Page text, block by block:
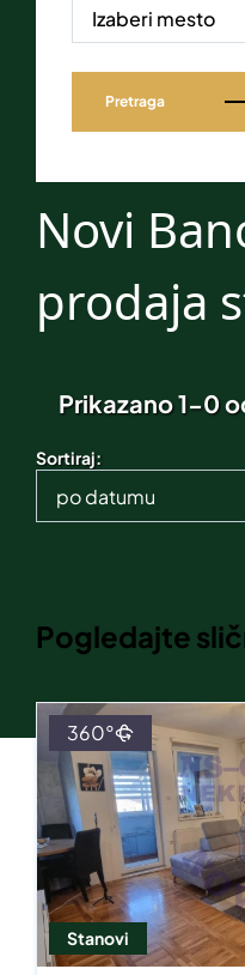
Izaberi mesto
Pretraga
Novi
prodaja
Prikazano 1-0
Sortiraj:
po datumu
Pogledajte
Stanovi
360°